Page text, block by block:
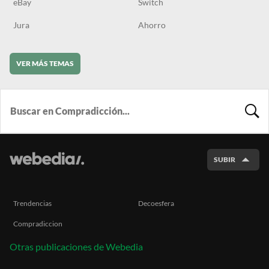
Jura Ahorro
VER MÁS TEMAS
SUBIR
Trendencias Decoesfera
Compradiccion
Otras publicaciones de Webedia